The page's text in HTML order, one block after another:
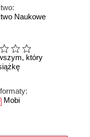
Naukowe
który